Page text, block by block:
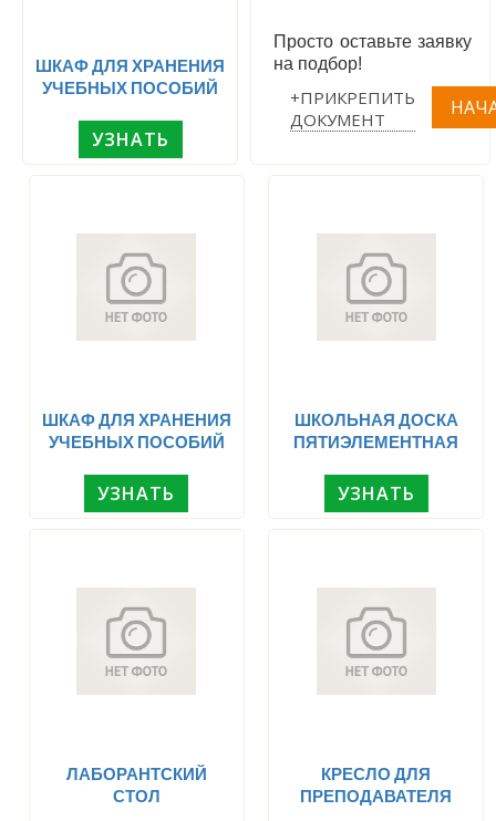
ШКАФ ДЛЯ ХРАНЕНИЯ
УЧЕБНЫХ ПОСОБИЙ
УЗНАТЬ
Просто оставьте заявку
на подбор!
+ПРИКРЕПИТЬ
ДОКУМЕНТ
ШКАФ ДЛЯ ХРАНЕНИЯ
УЧЕБНЫХ ПОСОБИЙ
УЗНАТЬ
ШКОЛЬНАЯ ДОСКА
ПЯТИЭЛЕМЕНТНАЯ
УЗНАТЬ
ЛАБОРАНТСКИЙ
СТОЛ
КРЕСЛО ДЛЯ
ПРЕПОДАВАТЕЛЯ